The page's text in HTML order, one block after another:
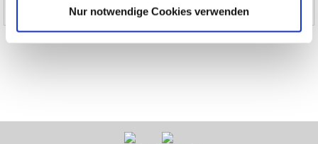
Nur notwendige Cookies verwenden